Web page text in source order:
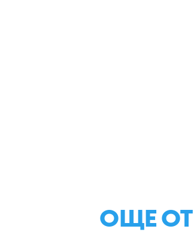
ОЩЕ ОТ